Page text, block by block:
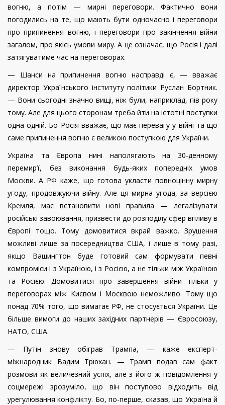
вогню, а потім — мирні переговори. Фактично вони
погодились на те, що мають бути одночасно і переговори
про припинення вогню, і переговори про закінчення війни
загалом, про якісь умови миру. А це означає, що Росія і далі
затягуватиме час на переговорах.
— Шанси на припинення вогню насправді є, — вважає
директор Українського інституту політики Руслан Бортник.
— Вони сьогодні значно вищі, ніж були, наприклад, пів року
тому. Але для цього сторонам треба йти на істотні поступки
одна одній. Бо Росія вважає, що має перевагу у війні та що
саме припинення вогню є великою поступкою для України.
Україна та Європа нині наполягають на 30-денному
перемир’ї, без виконання будь-яких попередніх умов
Москви. А РФ каже, що готова укласти повноцінну мирну
угоду, продовжуючи війну. Але ця мирна угода, за версією
Кремля, має встановити нові правила — легалізувати
російські завоювання, призвести до розподілу сфер впливу в
Європі тощо. Тому домовитися вкрай важко. Зрушення
можливі лише за посередництва США, і лише в тому разі,
якщо Вашингтон буде готовий сам формувати певні
компроміси і з Україною, і з Росією, а не тільки між Україною
та Росією. Домовитися про завершення війни тільки у
переговорах між Києвом і Москвою неможливо. Тому що
понад 70% того, що вимагає РФ, не стосується України. Це
більше вимоги до наших західних партнерів — Євросоюзу,
НАТО, США.
— Путін знову обіграв Трампа, — каже експерт-
міжнародник Вадим Трюхан. — Трамп подав сам факт
розмови як величезний успіх, але з його ж повідомлення у
соцмережі зрозуміло, що він поступово відходить від
урегулювання конфлікту. Бо, по-перше, сказав, що Україна й